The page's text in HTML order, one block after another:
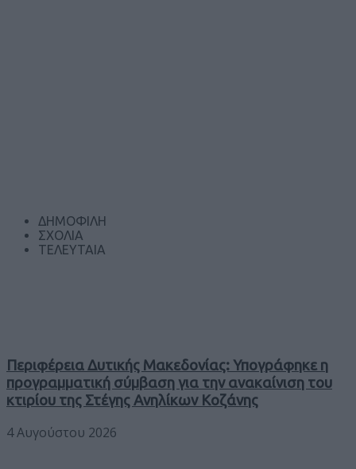
ΔΗΜΟΦΙΛΗ
ΣΧΟΛΙΑ
ΤΕΛΕΥΤΑΙΑ
Περιφέρεια Δυτικής Μακεδονίας: Υπογράφηκε η
προγραμματική σύμβαση για την ανακαίνιση του
κτιρίου της Στέγης Ανηλίκων Κοζάνης
4 Αυγούστου 2026